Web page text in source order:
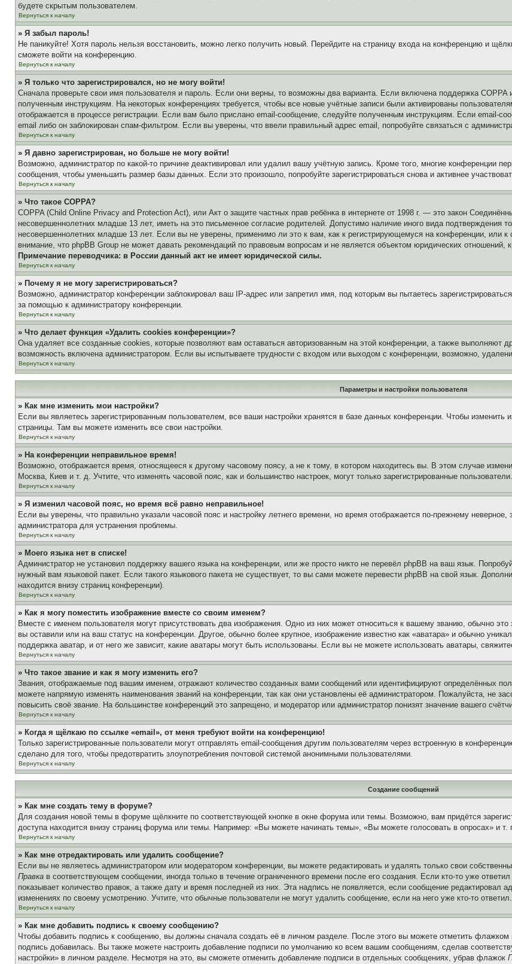
будете скрытым пользователем.
Вернуться к началу
» Я забыл пароль!
Не паникуйте! Хотя пароль нельзя восстановить, можно легко получить новый. Перейдите на страницу входа на конференцию и
сможете войти на конференцию.
Вернуться к началу
» Я только что зарегистрировался, но не могу войти!
Сначала проверьте свои имя пользователя и пароль. Если они верны, то возможны два варианта. Если включена поддержка COPPA
полученным инструкциям. На некоторых конференциях требуется, чтобы все новые учётные записи были активированы
отображается в процессе регистрации. Если вам было прислано email-сообщение, следуйте полученным инструкциям. Если email-
email либо он заблокирован спам-фильтром. Если вы уверены, что ввели правильный адрес email, попробуйте связаться с
Вернуться к началу
» Я давно зарегистрирован, но больше не могу войти!
Возможно, администратор по какой-то причине деактивировал или удалил вашу учётную запись. Кроме того, многие конференции
сообщения, чтобы уменьшить размер базы данных. Если это произошло, попробуйте зарегистрироваться снова и активнее
Вернуться к началу
» Что такое COPPA?
COPPA (Child Online Privacy and Protection Act), или Акт о защите частных прав ребёнка в интернете от 1998 г. — это закон
несовершеннолетних младше 13 лет, иметь на это письменное согласие родителей. Допустимо наличие иного вида подтверждения
несовершеннолетних младше 13 лет. Если вы не уверены, применимо ли это к вам, как к регистрирующемуся на конференции, или
внимание, что phpBB Group не может давать рекомендаций по правовым вопросам и не является объектом юридических отношений,
Примечание переводчика: в России данный акт не имеет юридической силы.
Вернуться к началу
» Почему я не могу зарегистрироваться?
Возможно, администратор конференции заблокировал ваш IP-адрес или запретил имя, под которым вы пытаетесь
за помощью к администратору конференции.
Вернуться к началу
» Что делает функция «Удалить cookies конференции»?
Она удаляет все созданные cookies, которые позволяют вам оставаться авторизованным на этой конференции, а также выполняют
возможность включена администратором. Если вы испытываете трудности с входом или выходом с конференции, возможно,
Вернуться к началу
Параметры и настройки пользователя
» Как мне изменить мои настройки?
Если вы являетесь зарегистрированным пользователем, все ваши настройки хранятся в базе данных конференции. Чтобы изменить
страницы. Там вы можете изменить все свои настройки.
Вернуться к началу
» На конференции неправильное время!
Возможно, отображается время, относящееся к другому часовому поясу, а не к тому, в котором находитесь вы. В этом случае
Москва, Киев и т. д. Учтите, что изменять часовой пояс, как и большинство настроек, могут только зарегистрированные
Вернуться к началу
» Я изменил часовой пояс, но время всё равно неправильное!
Если вы уверены, что правильно указали часовой пояс и настройку летнего времени, но время отображается по-прежнему
администратора для устранения проблемы.
Вернуться к началу
» Моего языка нет в списке!
Администратор не установил поддержку вашего языка на конференции, или же просто никто не перевёл phpBB на ваш язык.
нужный вам языковой пакет. Если такого языкового пакета не существует, то вы сами можете перевести phpBB на свой язык.
находится внизу страниц конференции).
Вернуться к началу
» Как я могу поместить изображение вместе со своим именем?
Вместе с именем пользователя могут присутствовать два изображения. Одно из них может относиться к вашему званию, обычно
вы оставили или на ваш статус на конференции. Другое, обычно более крупное, изображение известно как «аватара» и обычно
поддержка аватар, и от него же зависит, какие аватары могут быть использованы. Если вы не можете использовать аватары,
Вернуться к началу
» Что такое звание и как я могу изменить его?
Звания, отображаемые под вашим именем, отражают количество созданных вами сообщений или идентифицируют определённых
можете напрямую изменять наименования званий на конференции, так как они установлены её администратором. Пожалуйста, не
повысить своё звание. На большинстве конференций это запрещено, и модератор или администратор понизят значение вашего
Вернуться к началу
» Когда я щёлкаю по ссылке «email», от меня требуют войти на конференцию!
Только зарегистрированные пользователи могут отправлять email-сообщения другим пользователям через встроенную в
сделано для того, чтобы предотвратить злоупотребления почтовой системой анонимными пользователями.
Вернуться к началу
Создание сообщений
» Как мне создать тему в форуме?
Для создания новой темы в форуме щёлкните по соответствующей кнопке в окне форума или темы. Возможно, вам придётся
доступа находится внизу страниц форума или темы. Например: «Вы можете начинать темы», «Вы можете голосовать в опросах» и т.
Вернуться к началу
» Как мне отредактировать или удалить сообщение?
Если вы не являетесь администратором или модератором конференции, вы можете редактировать и удалять только свои
Правка в соответствующем сообщении, иногда только в течение ограниченного времени после его создания. Если кто-то уже
показывает количество правок, а также дату и время последней из них. Эта надпись не появляется, если сообщение редактировал
изменениях по своему усмотрению. Учтите, что обычные пользователи не могут удалить сообщение, если на него уже кто-то ответил.
Вернуться к началу
» Как мне добавить подпись к своему сообщению?
Чтобы добавить подпись к сообщению, вы должны сначала создать её в личном разделе. После этого вы можете отметить флажком
подпись добавилась. Вы также можете настроить добавление подписи по умолчанию ко всем вашим сообщениям, сделав
настройки» в личном разделе. Несмотря на это, вы сможете отменить добавление подписи в отдельных сообщениях, убрав флажок